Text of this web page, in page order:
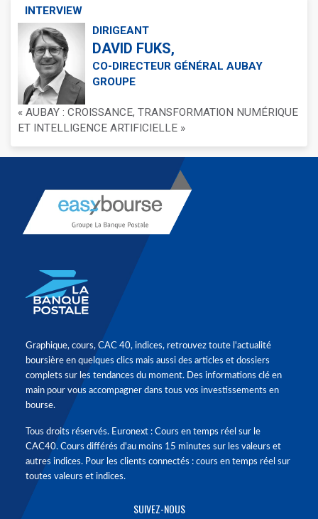
INTERVIEW
DIRIGEANT
DAVID FUKS,
CO-DIRECTEUR GÉNÉRAL AUBAY
GROUPE
« AUBAY : CROISSANCE, TRANSFORMATION NUMÉRIQUE
ET INTELLIGENCE ARTIFICIELLE »
Graphique, cours, CAC 40, indices, retrouvez toute l'actualité
boursière en quelques clics mais aussi des articles et dossiers
complets sur les tendances du moment. Des informations clé en
main pour vous accompagner dans tous vos investissements en
bourse.
Tous droits réservés. Euronext : Cours en temps réel sur le
CAC40. Cours différés d'au moins 15 minutes sur les valeurs et
autres indices. Pour les clients connectés : cours en temps réel sur
toutes valeurs et indices.
SUIVEZ-NOUS